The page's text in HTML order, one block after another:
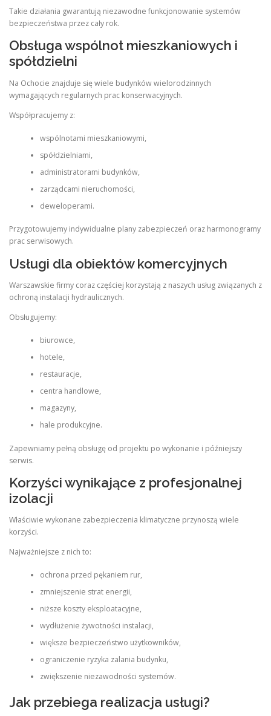
Takie działania gwarantują niezawodne funkcjonowanie systemów
bezpieczeństwa przez cały rok.
Obsługa wspólnot mieszkaniowych i
spółdzielni
Na Ochocie znajduje się wiele budynków wielorodzinnych
wymagających regularnych prac konserwacyjnych.
Współpracujemy z:
wspólnotami mieszkaniowymi,
spółdzielniami,
administratorami budynków,
zarządcami nieruchomości,
deweloperami.
Przygotowujemy indywidualne plany zabezpieczeń oraz harmonogramy
prac serwisowych.
Usługi dla obiektów komercyjnych
Warszawskie firmy coraz częściej korzystają z naszych usług związanych z
ochroną instalacji hydraulicznych.
Obsługujemy:
biurowce,
hotele,
restauracje,
centra handlowe,
magazyny,
hale produkcyjne.
Zapewniamy pełną obsługę od projektu po wykonanie i późniejszy
serwis.
Korzyści wynikające z profesjonalnej
izolacji
Właściwie wykonane zabezpieczenia klimatyczne przynoszą wiele
korzyści.
Najważniejsze z nich to:
ochrona przed pękaniem rur,
zmniejszenie strat energii,
niższe koszty eksploatacyjne,
wydłużenie żywotności instalacji,
większe bezpieczeństwo użytkowników,
ograniczenie ryzyka zalania budynku,
zwiększenie niezawodności systemów.
Jak przebiega realizacja usługi?